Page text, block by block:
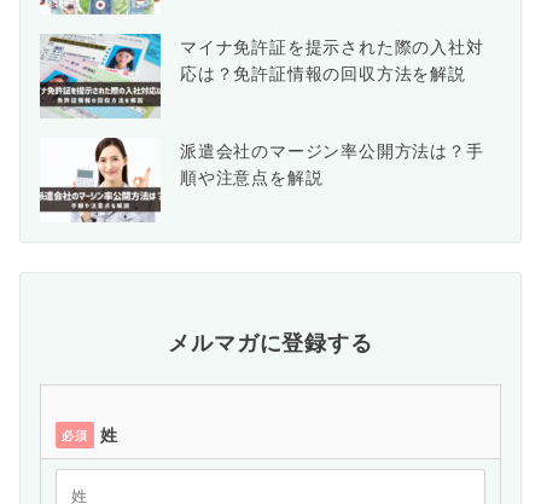
マイナ免許証を提示された際の入社対
応は？免許証情報の回収方法を解説
派遣会社のマージン率公開方法は？手
順や注意点を解説
メルマガに登録する
必須 姓